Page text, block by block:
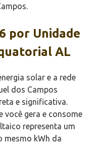
por Unidade
AL
solar e a rede
dos Campos
e significativa.
você gera e consome
representa um
mesmo kWh da